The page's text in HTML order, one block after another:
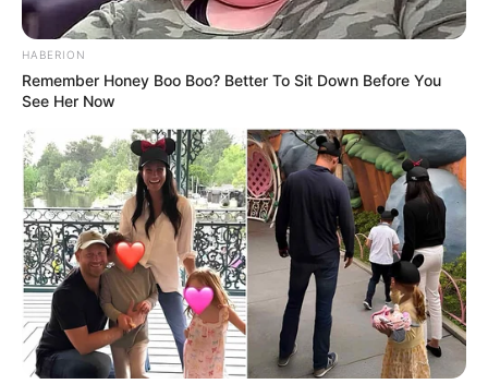
HABERION
Remember Honey Boo Boo? Better To Sit Down Before You
See Her Now